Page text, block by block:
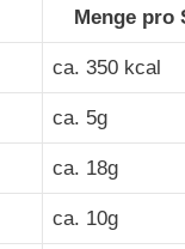
Menge pro
ca. 350 kcal
ca. 5g
ca. 18g
ca. 10g